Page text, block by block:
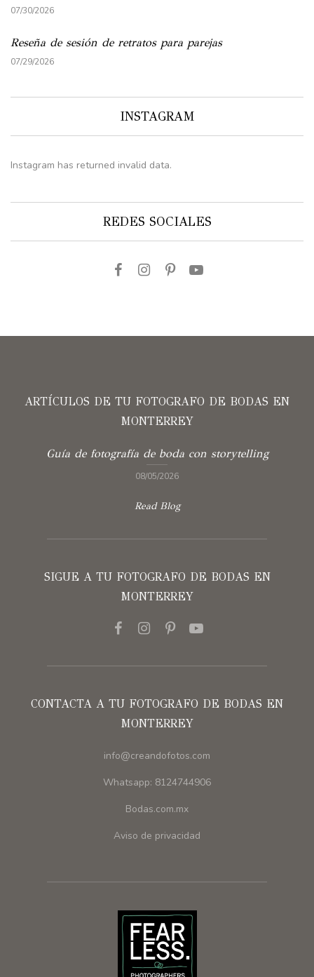
07/30/2026
Reseña de sesión de retratos para parejas
07/29/2026
INSTAGRAM
Instagram has returned invalid data.
REDES SOCIALES
ARTÍCULOS DE TU FOTOGRAFO DE BODAS EN
MONTERREY
Guía de fotografía de boda con storytelling
08/05/2026
Read Blog
SIGUE A TU FOTOGRAFO DE BODAS EN
MONTERREY
CONTACTA A TU FOTOGRAFO DE BODAS EN
MONTERREY
info@creandofotos.com
Whatsapp: 8124744906
Bodas.com.mx
Aviso de privacidad